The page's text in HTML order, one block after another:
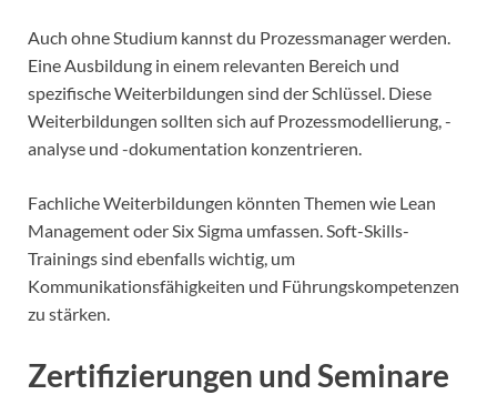
Auch ohne Studium kannst du Prozessmanager werden.
Eine Ausbildung in einem relevanten Bereich und
spezifische Weiterbildungen sind der Schlüssel. Diese
Weiterbildungen sollten sich auf Prozessmodellierung, -
analyse und -dokumentation konzentrieren.
Fachliche Weiterbildungen könnten Themen wie Lean
Management oder Six Sigma umfassen. Soft-Skills-
Trainings sind ebenfalls wichtig, um
Kommunikationsfähigkeiten und Führungskompetenzen
zu stärken.
Zertifizierungen und Seminare